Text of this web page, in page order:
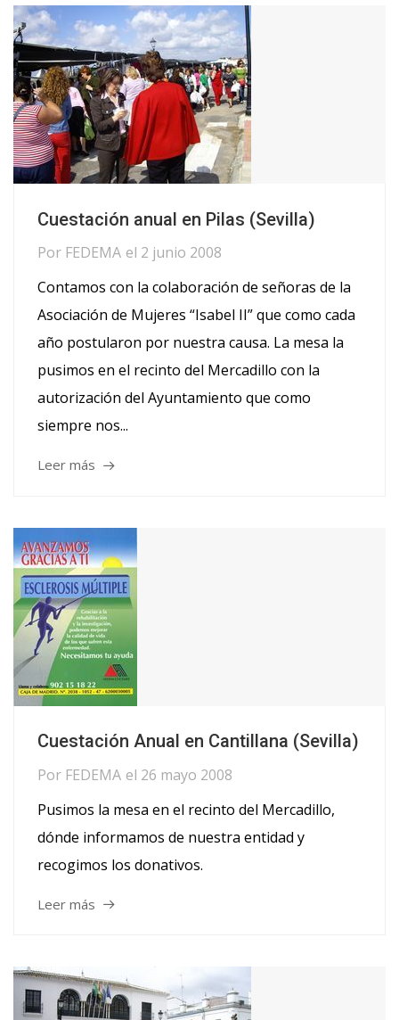
Cuestación anual en Pilas (Sevilla)
Por FEDEMA el 2 junio 2008
Contamos con la colaboración de señoras de la
Asociación de Mujeres “Isabel II” que como cada
año postularon por nuestra causa. La mesa la
pusimos en el recinto del Mercadillo con la
autorización del Ayuntamiento que como
siempre nos...
Leer más
Cuestación Anual en Cantillana (Sevilla)
Por FEDEMA el 26 mayo 2008
Pusimos la mesa en el recinto del Mercadillo,
dónde informamos de nuestra entidad y
recogimos los donativos.
Leer más